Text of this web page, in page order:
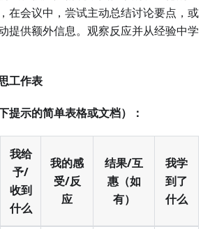
在会议中，尝试主动总结讨论要点，或
提供额外信息。观察反应并从经验中学
工作表
提示的简单表格或文档）：
我给
予/
收到
什么
我的感
受/反
应
结果/互
惠（如
有）
我学
到了
什么